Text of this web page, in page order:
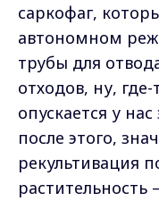
саркофаг,
автономном
трубы для
отходов, ну,
опускается у
после этого,
рекультивация
растительность